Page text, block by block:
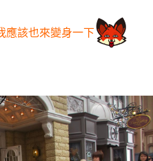
該也來變身一下